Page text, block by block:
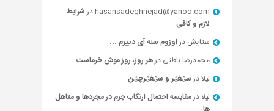
hasansadeghnejad@yahoo.com درشرایط
لازم و کافی
ستایش دراوزوم سنه آی دییرم …
محمدرضا باطنی درهر روز، روز موش خرماست
لیلادرسؽغؽر و سؽغؽرچؽن
لیلادرمقایسه احتمال ارتکاب جرم در مجردها و متاهل